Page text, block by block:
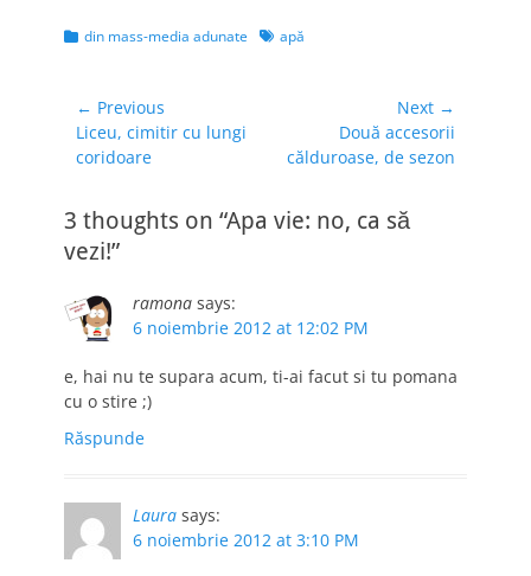
Categories
din mass-media adunate Tagsapă
Navigare
în
articole
← Previous
Previous
post:
Liceu, cimitir cu lungi
coridoare
Next →
post:
Două accesorii
călduroase, de sezon
3 thoughts on “Apa vie: no, ca să
vezi!”
ramona says:
6 noiembrie 2012 at 12:02 PM
e, hai nu te supara acum, ti-ai facut si tu pomana
cu o stire ;)
Răspunde
Laura says:
6 noiembrie 2012 at 3:10 PM